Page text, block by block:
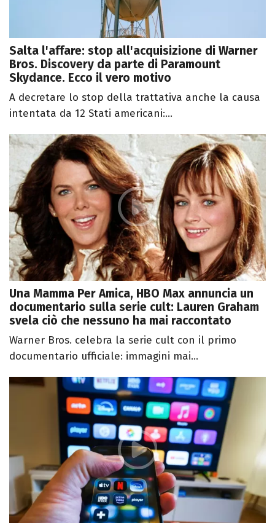
Salta l'affare: stop all'acquisizione di Warner
Bros. Discovery da parte di Paramount
Skydance. Ecco il vero motivo
A decretare lo stop della trattativa anche la causa
intentata da 12 Stati americani:...
Una Mamma Per Amica, HBO Max annuncia un
documentario sulla serie cult: Lauren Graham
svela ciò che nessuno ha mai raccontato
Warner Bros. celebra la serie cult con il primo
documentario ufficiale: immagini mai...